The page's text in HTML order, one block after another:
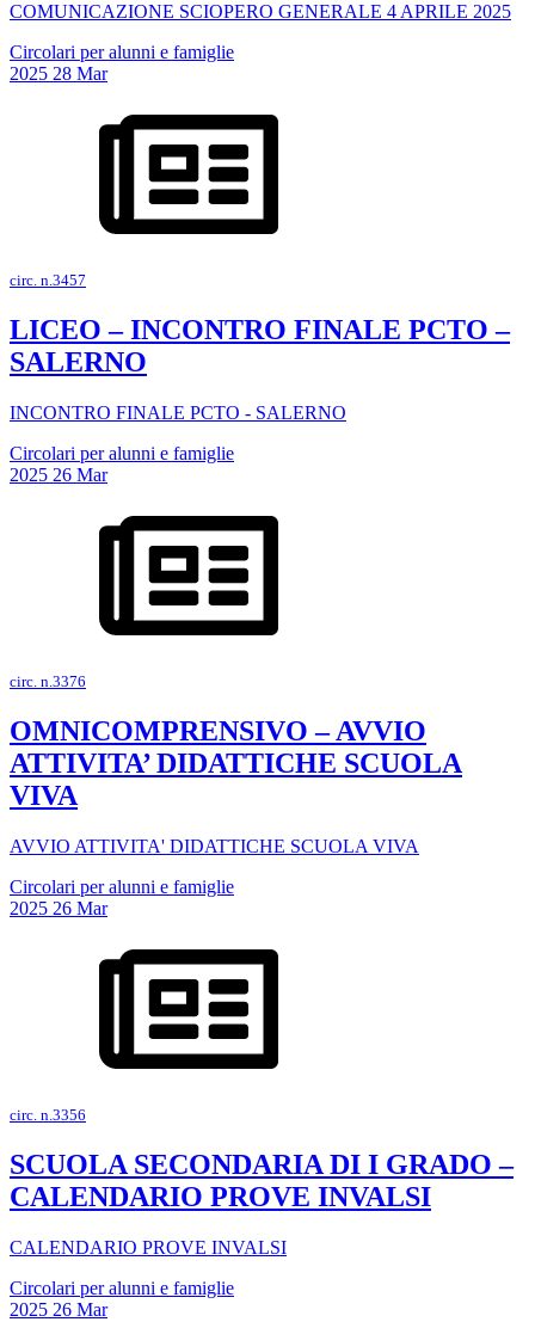
COMUNICAZIONE SCIOPERO GENERALE 4 APRILE 2025
Circolari per alunni e famiglie
2025 28 Mar
circ. n.3457
LICEO – INCONTRO FINALE PCTO –
SALERNO
INCONTRO FINALE PCTO - SALERNO
Circolari per alunni e famiglie
2025 26 Mar
circ. n.3376
OMNICOMPRENSIVO – AVVIO
ATTIVITA’ DIDATTICHE SCUOLA
VIVA
AVVIO ATTIVITA' DIDATTICHE SCUOLA VIVA
Circolari per alunni e famiglie
2025 26 Mar
circ. n.3356
SCUOLA SECONDARIA DI I GRADO –
CALENDARIO PROVE INVALSI
CALENDARIO PROVE INVALSI
Circolari per alunni e famiglie
2025 26 Mar